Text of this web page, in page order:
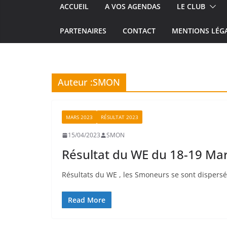
ACCUEIL A VOS AGENDAS LE CLUB
PARTENAIRES CONTACT MENTIONS
Auteur :SMON
MARS 2023 RÉSULTAT 2023
15/04/2023 SMON
Résultat du WE du 18-19
Résultats du WE , les Smoneurs se sont
Read More